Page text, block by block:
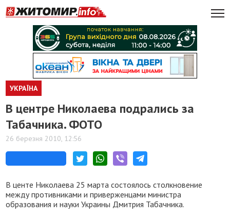
УКРАЇНА
В центре Николаева подрались за
Табачника. ФОТО
26 березня 2010, 12:56
В центе Николаева 25 марта состоялось столкновение
между противниками и приверженцами министра
образования и науки Украины Дмитрия Табачника.